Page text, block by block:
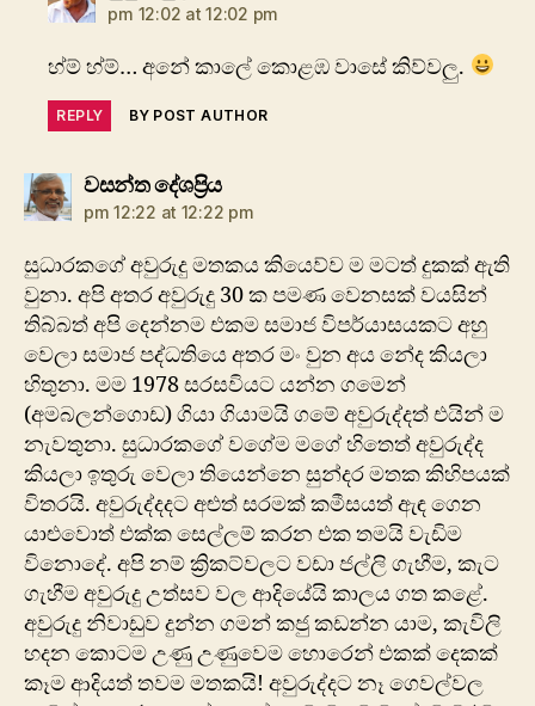
pm 12:02 at 12:02 pm
හ්ම් හ්ම්… අනේ කාලේ කොළඹ වාසේ කිව්වලු.
REPLY BY POST AUTHOR
වසන්ත දේශප්‍රියsays:
pm 12:22 at 12:22 pm
සුධාරකගේ අවුරුදු මතකය කියෙව්ව ම මටත් දුකක් ඇති
වුනා. අපි අතර අවුරුදු 30 ක පමණ වෙනසක් වයසින්
තිබ්බත් අපි දෙන්නම එකම සමාජ විපර්යාසයකට අහු
වෙලා සමාජ පද්ධතියෙ අතර මං වුන අය නේද කියලා
හිතුනා. මම 1978 සරසවියට යන්න ගමෙන්
(අමබලන්ගොඩ) ගියා ගියාමයි ගමේ අවුරුද්දත් එයින් ම
නැවතුනා. සුධාරකගේ වගේම මගේ හිතෙත් අවුරුද්ද
කියලා ඉතුරු වෙලා තියෙන්නෙ සුන්දර මතක කිහිපයක්
විතරයි. අවුරුද්දදට අළුත් සරමක් කමීසයත් ඇඳ ගෙන
යාළුවොත් එක්ක සෙල්ලම් කරන එක තමයි වැඩිම
විනොදේ. අපි නම් ක්‍රිකට්වලට වඩා ජල්ලි ගැහීම, කැට
ගැහීම අවුරුදු උත්සව වල ආදියේයි කාලය ගත කළේ.
අවුරුදු නිවාඩුව දුන්න ගමන් කජු කඩන්න යාම, කැවිලි
හදන කොටම උණු උණුවෙම හොරෙන් එකක් දෙකක්
කෑම ආදියත් තවම මතකයි! අවුරුද්දට නෑ ගෙවල්වල